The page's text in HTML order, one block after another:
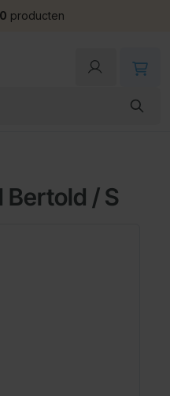
producten
Bertold / S